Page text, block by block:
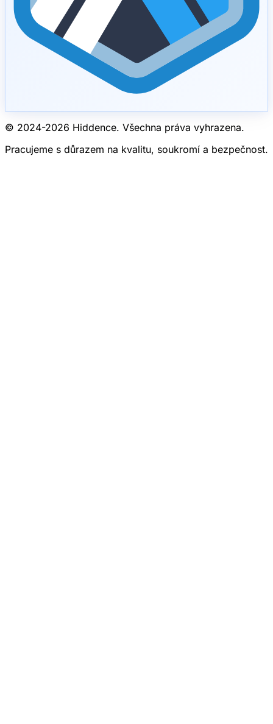
© 2024-2026 Hiddence. Všechna práva vyhrazena.
Pracujeme s důrazem na kvalitu, soukromí a bezpečnost.